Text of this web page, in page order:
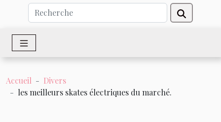
Accueil
Divers
les meilleurs skates électriques du marché.